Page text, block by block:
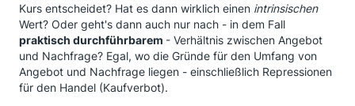
Kurs entscheidet? Hat es dann wirklich einen intrinsischen
Wert? Oder geht's dann auch nur nach - in dem Fall
praktisch durchführbarem - Verhältnis zwischen Angebot
und Nachfrage? Egal, wo die Gründe für den Umfang von
Angebot und Nachfrage liegen - einschließlich Repressionen
für den Handel (Kaufverbot).